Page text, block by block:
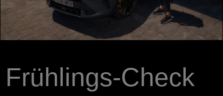
Frühlings-Check